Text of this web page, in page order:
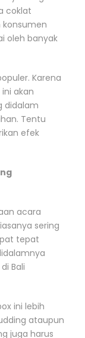
coklat
konsumen
oleh banyak
Karena
akan
didalam
Tentu
efek
acara
sering
tepat
Bali
ini lebih
ataupun
juga harus